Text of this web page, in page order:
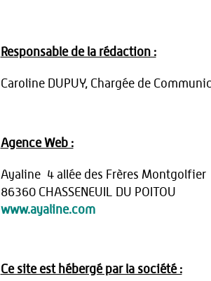
Responsable de la rédaction :
Caroline DUPUY, Chargée de
Agence Web :
Ayaline 4 allée des Frères Montgolfier
86360 CHASSENEUIL DU POITOU
www.ayaline.com
Ce site est hébergé par la société :